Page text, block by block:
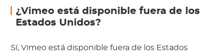
¿Vimeo está disponible fuera de los
Estados Unidos?
Sí, Vimeo está disponible fuera de los Estados